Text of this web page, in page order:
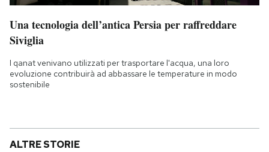
Una tecnologia dell’antica Persia per raffreddare
Siviglia
I qanat venivano utilizzati per trasportare l'acqua, una loro
evoluzione contribuirà ad abbassare le temperature in modo
sostenibile
ALTRE STORIE